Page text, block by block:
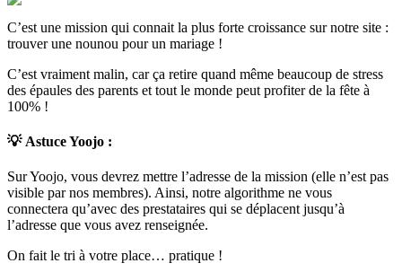
C’est une mission qui connait la plus forte croissance sur notre site :
trouver une nounou pour un mariage !
C’est vraiment malin, car ça retire quand même beaucoup de stress
des épaules des parents et tout le monde peut profiter de la fête à
100% !
💡 Astuce Yoojo :
Sur Yoojo, vous devrez mettre l’adresse de la mission (elle n’est pas
visible par nos membres). Ainsi, notre algorithme ne vous
connectera qu’avec des prestataires qui se déplacent jusqu’à
l’adresse que vous avez renseignée.
On fait le tri à votre place… pratique !